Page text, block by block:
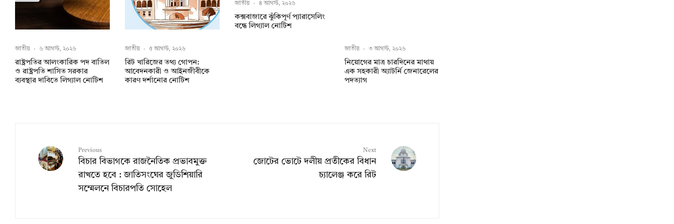
জাতীয় · ৬ আগস্ট, ২০২৬
রাষ্ট্রপতির আলংকারিক পদ বাতিল
ও রাষ্ট্রপতি শাসিত সরকার
ব্যবস্থার দাবিতে লিগ্যাল নোটিশ
জাতীয় · ৫ আগস্ট, ২০২৬
রিট খারিজের তথ্য গোপন:
আবেদনকারী ও আইনজীবীকে
কারণ দর্শানোর নোটিশ
জাতীয় · ৪ আগস্ট, ২০২৬
কক্সবাজারে ঝুঁকিপূর্ণ প্যারাসেলিং
বন্ধে লিগ্যাল নোটিশ
জাতীয় · ৩ আগস্ট, ২০২৬
নিয়োগের মাত্র চারদিনের মাথায়
এক সহকারী অ্যাটর্নি জেনারেলের
পদত্যাগ
Previous
বিচার বিভাগকে রাজনৈতিক প্রভাবমুক্ত
রাখতে হবে : জাতিসংঘের জুডিশিয়ারি
সম্মেলনে বিচারপতি সোহেল
Next
জোটের ভোটে দলীয় প্রতীকের বিধান
চ্যালেঞ্জ করে রিট